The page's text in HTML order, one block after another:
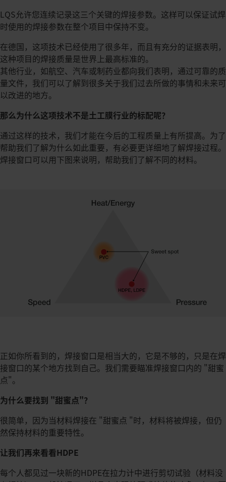
LQS允许您连续记录这三个关键的焊接参数。这样可以保证试焊
时使用的焊接参数在整个项目中保持不变。
在德国，这项技术已经使用了很多年，而且有充分的证据表明，
这种项目的焊接质量是世界上最高标准的。
其他行业，如航空、汽车或制药业都向我们表明，通过可靠的质
量文件，我们可以了解到很多关于我们过去所做的事情和未来可
以改进的地方。
那么为什么这项技术不是土工膜行业的标配呢？
通过这样的技术，我们才能在今后的工程质量上有所提高。为了
帮助我们了解为什么如此重要，有必要更详细地了解焊接过程。
焊接窗口可以用下图来说明，帮助我们了解不同的材料。
正如你所看到的，焊接窗口是相当大的，它是不够的，只是在焊
接窗口的某个地方找到自己。我们需要瞄准焊接窗口内的 "甜蜜
点"。
为什么要找到 "甜蜜点"？
很简单，因为当材料焊接在 "甜蜜点 "时，材料将被焊接，但仍
然保持材料的重要特性。
让我们再来看看HDPE
每个人都见过一块新的HDPE在拉力计中进行剪切试验（材料没